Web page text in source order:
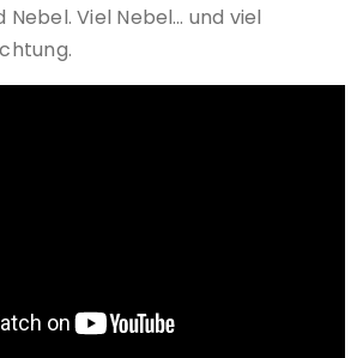
Nebel. Viel Nebel… und viel